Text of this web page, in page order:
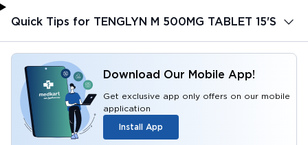
Quick Tips for TENGLYN M 500MG TABLET 15'S
Download Our Mobile App!
Get exclusive app only offers on our mobile
application
Install App